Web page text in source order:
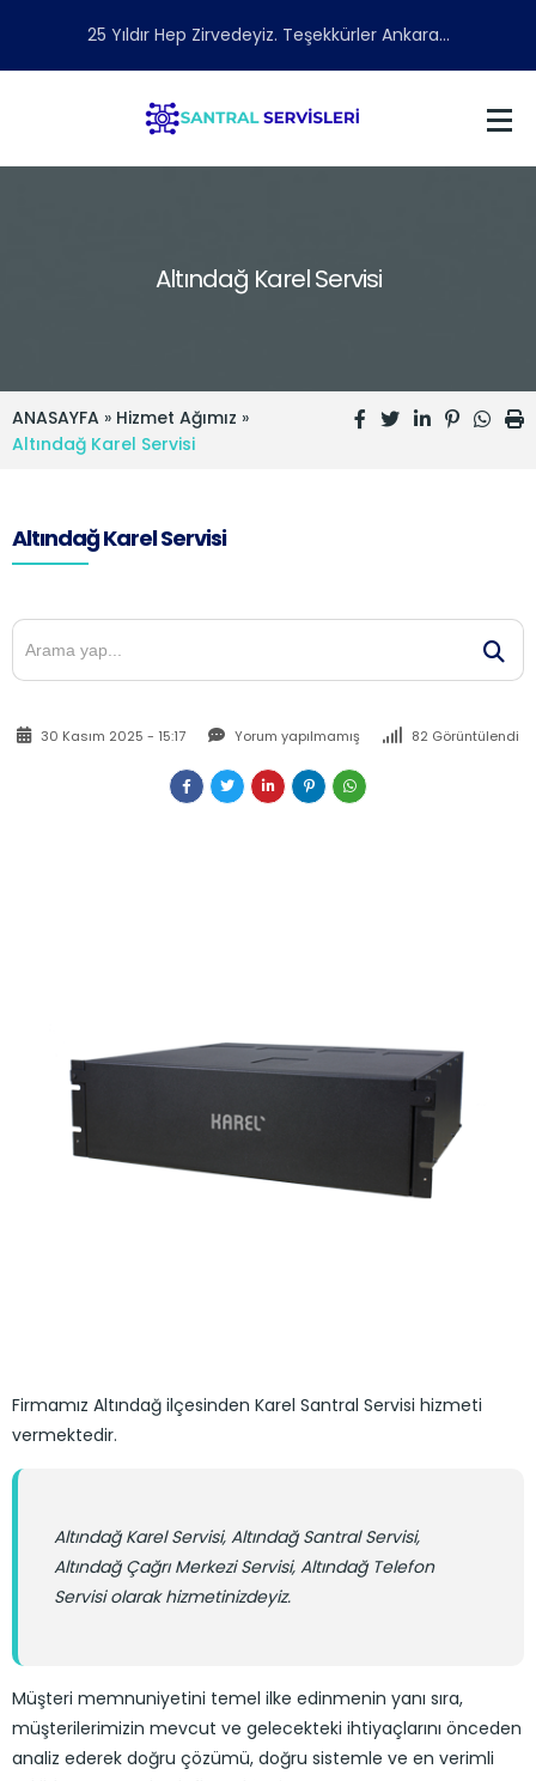
25 Yıldır Hep Zirvedeyiz. Teşekkürler Ankara...
Altındağ Karel Servisi
ANASAYFA » Hizmet Ağımız »
Altındağ Karel Servisi
Altındağ Karel Servisi
30 Kasım 2025 - 15:17 Yorum yapılmamış 82 Görüntülendi
Firmamız Altındağ ilçesinden Karel Santral Servisi hizmeti
vermektedir.
Altındağ Karel Servisi, Altındağ Santral Servisi,
Altındağ Çağrı Merkezi Servisi, Altındağ Telefon
Servisi olarak hizmetinizdeyiz.
Müşteri memnuniyetini temel ilke edinmenin yanı sıra,
müşterilerimizin mevcut ve gelecekteki ihtiyaçlarını önceden
analiz ederek doğru çözümü, doğru sistemle ve en verimli